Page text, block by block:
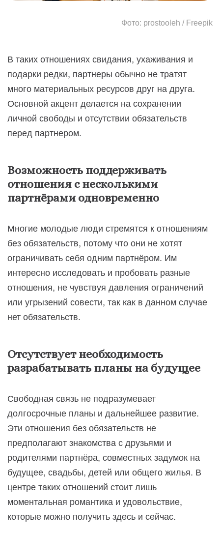
Фото: prostooleh / Freepik
В таких отношениях свидания, ухаживания и
подарки редки, партнеры обычно не тратят
много материальных ресурсов друг на друга.
Основной акцент делается на сохранении
личной свободы и отсутствии обязательств
перед партнером.
Возможность поддерживать
отношения с несколькими
партнёрами одновременно
Многие молодые люди стремятся к отношениям
без обязательств, потому что они не хотят
ограничивать себя одним партнёром. Им
интересно исследовать и пробовать разные
отношения, не чувствуя давления ограничений
или угрызений совести, так как в данном случае
нет обязательств.
Отсутствует необходимость
разрабатывать планы на будущее
Свободная связь не подразумевает
долгосрочные планы и дальнейшее развитие.
Эти отношения без обязательств не
предполагают знакомства с друзьями и
родителями партнёра, совместных задумок на
будущее, свадьбы, детей или общего жилья. В
центре таких отношений стоит лишь
моментальная романтика и удовольствие,
которые можно получить здесь и сейчас.